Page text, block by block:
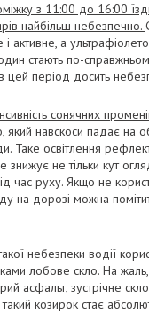
з 11:00 до 16:00
найбільш небезпечно.
активне, а
стають по-
цей період досить
сонячних
який навскоси падає на
Таке освітлення
знижує не тільки кут
час руху. Якщо не
на дорозі можна
небезпеки водії
лобове скло. На
асфальт, зустрічне
козирок стає